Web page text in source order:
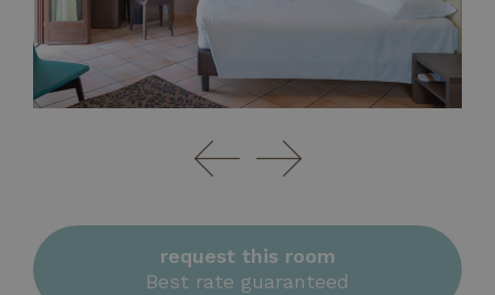
request this room
Best rate guaranteed